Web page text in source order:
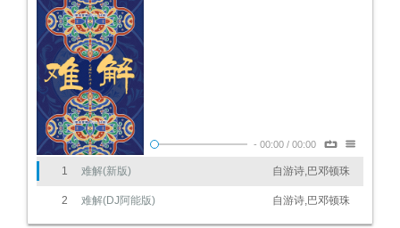
- 00:00 / 00:00
1 难解(新版) 自游诗,巴邓顿珠
2 难解(DJ阿能版) 自游诗,巴邓顿珠